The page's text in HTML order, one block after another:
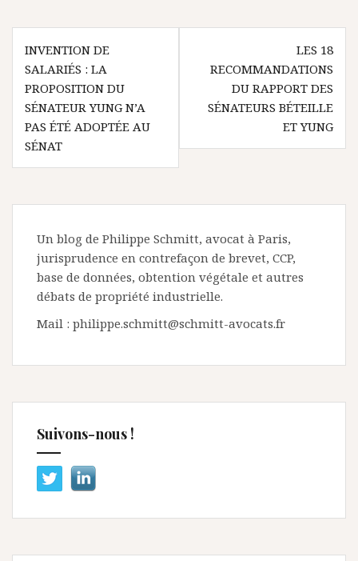
Navigation
de
l’article
INVENTION DE
SALARIÉS : LA
PROPOSITION DU
SÉNATEUR YUNG N’A
PAS ÉTÉ ADOPTÉE AU
SÉNAT
LES 18
RECOMMANDATIONS
DU RAPPORT DES
SÉNATEURS BÉTEILLE
ET YUNG
Un blog de Philippe Schmitt, avocat à Paris,
jurisprudence en contrefaçon de brevet, CCP,
base de données, obtention végétale et autres
débats de propriété industrielle.
Mail : philippe.schmitt@schmitt-avocats.fr
Suivons-nous !